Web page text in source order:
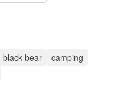
black bear
camping